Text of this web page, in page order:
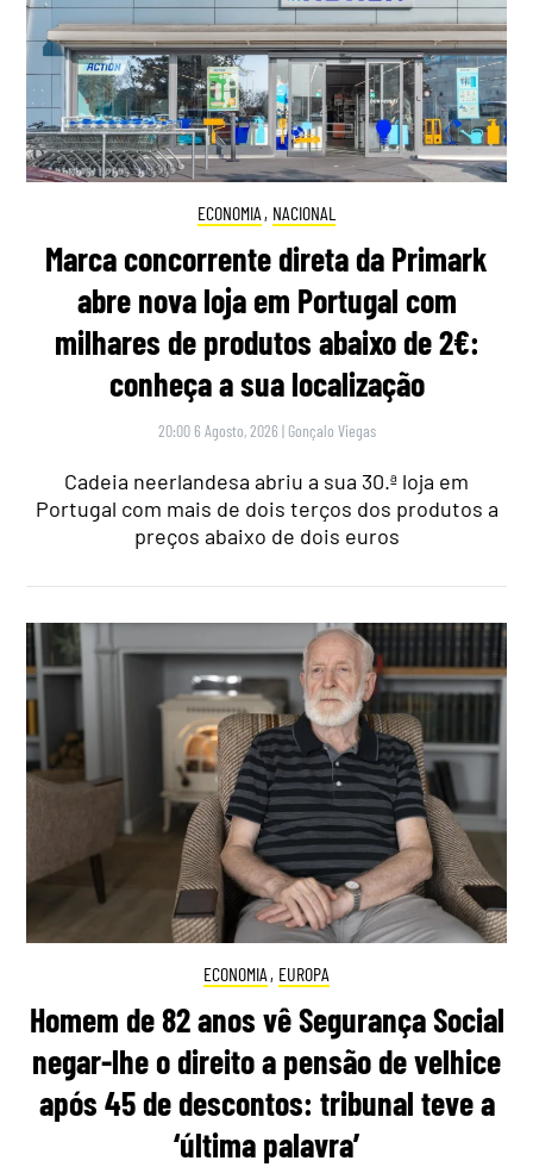
ECONOMIA , NACIONAL
Marca concorrente direta da Primark
abre nova loja em Portugal com
milhares de produtos abaixo de 2€:
conheça a sua localização
20:00 6 Agosto, 2026 | Gonçalo Viegas
Cadeia neerlandesa abriu a sua 30.ª loja em
Portugal com mais de dois terços dos produtos a
preços abaixo de dois euros
ECONOMIA , EUROPA
Homem de 82 anos vê Segurança Social
negar-lhe o direito a pensão de velhice
após 45 de descontos: tribunal teve a
‘última palavra’